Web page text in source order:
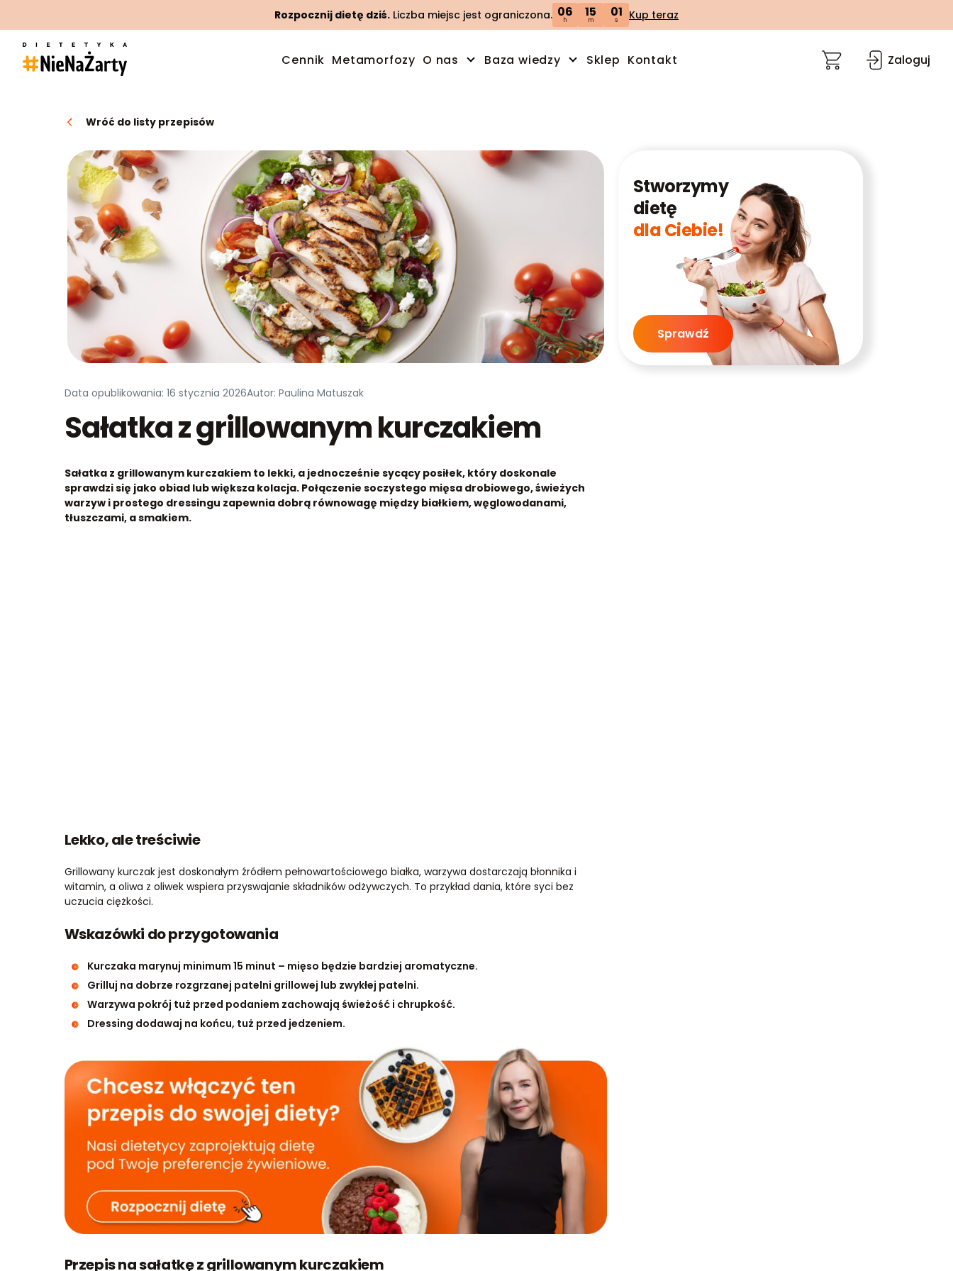
Rozpocznij dietę dziś. Liczba miejsc jest ograniczona. 06
h
15
m
00
s Kup teraz
Cennik Metamorfozy O nas Baza wiedzy Sklep Kontakt Zaloguj
Wróć do listy przepisów
Data opublikowania: 16 stycznia 2026Autor: Paulina Matuszak
Sałatka z grillowanym kurczakiem
Sałatka z grillowanym kurczakiem to lekki, a jednocześnie sycący posiłek, który doskonale
sprawdzi się jako obiad lub większa kolacja. Połączenie soczystego mięsa drobiowego, świeżych
warzyw i prostego dressingu zapewnia dobrą równowagę między białkiem, węglowodanami,
tłuszczami, a smakiem.
Lekko, ale treściwie
Grillowany kurczak jest doskonałym źródłem pełnowartościowego białka, warzywa dostarczają błonnika i
witamin, a oliwa z oliwek wspiera przyswajanie składników odżywczych. To przykład dania, które syci bez
uczucia ciężkości.
Wskazówki do przygotowania
Kurczaka marynuj minimum 15 minut – mięso będzie bardziej aromatyczne.
Grilluj na dobrze rozgrzanej patelni grillowej lub zwykłej patelni.
Warzywa pokrój tuż przed podaniem zachowają świeżość i chrupkość.
Dressing dodawaj na końcu, tuż przed jedzeniem.
Przepis na sałatkę z grillowanym kurczakiem
Stworzymy
dietę
dla Ciebie!
Sprawdź